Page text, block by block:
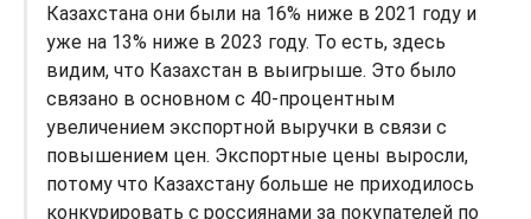
Казахстана они были на 16% ниже в 2021 году и
уже на 13% ниже в 2023 году. То есть, здесь
видим, что Казахстан в выигрыше. Это было
связано в основном с 40-процентным
увеличением экспортной выручки в связи с
повышением цен. Экспортные цены выросли,
потому что Казахстану больше не приходилось
конкурировать с россиянами за покупателей по